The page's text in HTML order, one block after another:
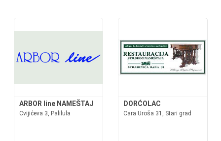
ARBOR line NAMEŠTAJ
Cvijićeva 3, Palilula
DORĆOLAC
Cara Uroša 31, Stari grad